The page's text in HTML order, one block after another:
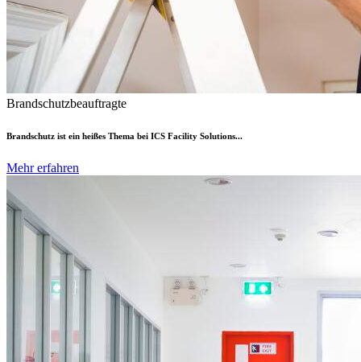
Brandschutzbeauftragte
Brandschutz ist ein heißes Thema bei ICS Facility Solutions...
Mehr erfahren